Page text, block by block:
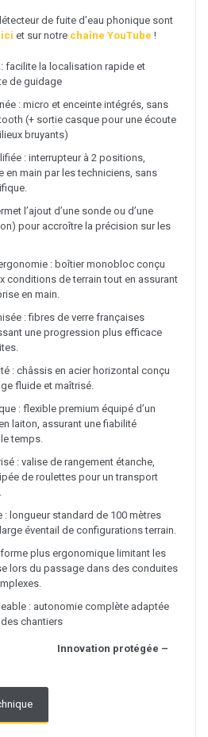
de fuite d’eau phonique sont
ici et sur notre chaîne YouTube !
facilite la localisation rapide et
de guidage
: micro et enceinte intégrés, sans
(+ sortie casque pour une écoute
bruyants)
: interrupteur à 2 positions,
en main par les techniciens, sans
l’ajout d’une sonde ou d’une
pour accroître la précision sur les
: boîtier monobloc conçu
conditions de terrain tout en assurant
en main.
: fibres de verre françaises
une progression plus efficace
: châssis en acier horizontal conçu
fluide et maîtrisé.
: flexible premium équipé d’un
laiton, assurant une fiabilité
temps.
: valise de rangement étanche,
de roulettes pour un transport
: longueur standard de 100 mètres
éventail de configurations terrain.
forme plus ergonomique limitant les
lors du passage dans des conduites
: autonomie complète adaptée
chantiers
protégée –